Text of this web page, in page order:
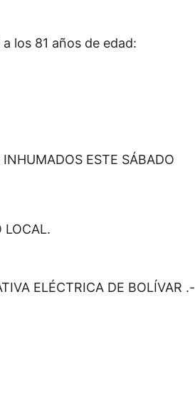
los 81 años de edad:
ESTE SÁBADO
LOCAL.
ELÉCTRICA DE BOLÍVAR .-